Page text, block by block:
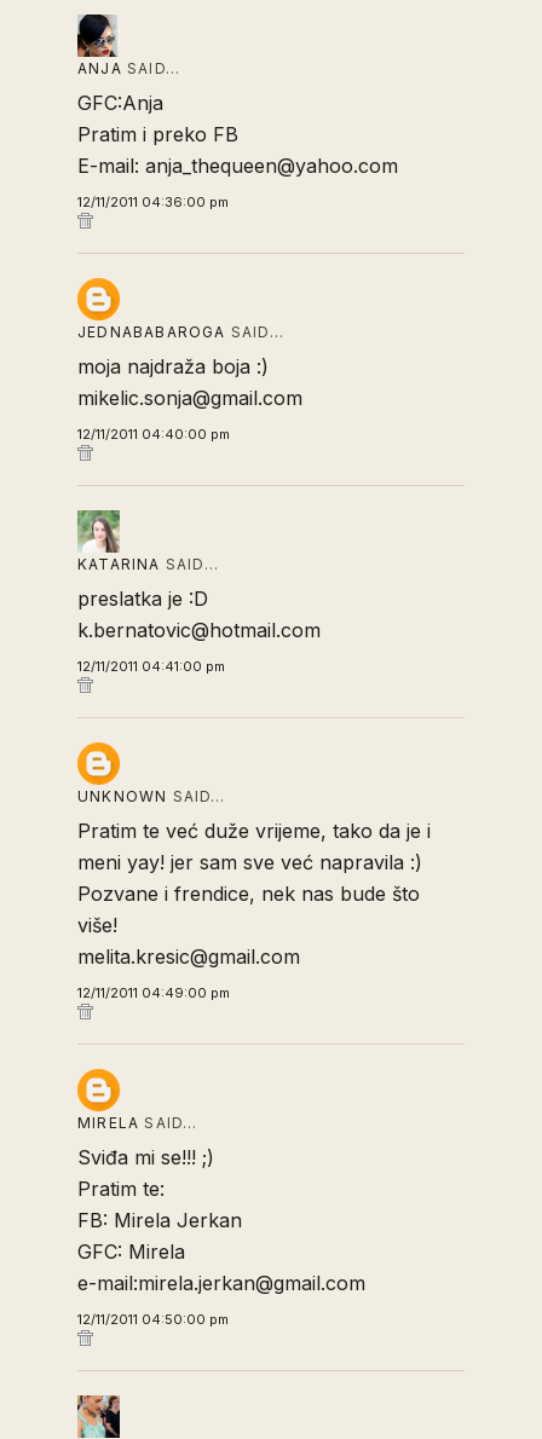
ANJA SAID…
GFC:Anja
Pratim i preko FB
E-mail: anja_thequeen@yahoo.com
12/11/2011 04:36:00 pm
JEDNABABAROGA SAID…
moja najdraža boja :)
mikelic.sonja@gmail.com
12/11/2011 04:40:00 pm
KATARINA SAID…
preslatka je :D
k.bernatovic@hotmail.com
12/11/2011 04:41:00 pm
UNKNOWN SAID…
Pratim te već duže vrijeme, tako da je i
meni yay! jer sam sve već napravila :)
Pozvane i frendice, nek nas bude što
više!
melita.kresic@gmail.com
12/11/2011 04:49:00 pm
MIRELA SAID…
Sviđa mi se!!! ;)
Pratim te:
FB: Mirela Jerkan
GFC: Mirela
e-mail:mirela.jerkan@gmail.com
12/11/2011 04:50:00 pm